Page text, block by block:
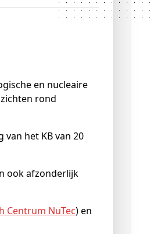
en nucleaire
rond
het KB van 20
ook afzonderlijk
Centrum NuTec) en